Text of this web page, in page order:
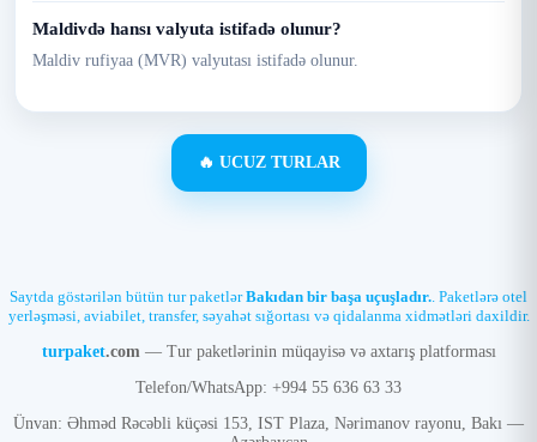
Maldivdə hansı valyuta istifadə olunur?
Maldiv rufiyaa (MVR) valyutası istifadə olunur.
🔥 UCUZ TURLAR
Saytda göstərilən bütün tur paketlərBakıdan bir başa uçuşladır.. Paketlərə otel
yerləşməsi, aviabilet, transfer, səyahət sığortası və qidalanma xidmətləri daxildir.
turpaket.com— Tur paketlərinin müqayisə və axtarış platforması
Telefon/WhatsApp: +994 55 636 63 33
Ünvan: Əhməd Rəcəbli küçəsi 153, IST Plaza, Nərimanov rayonu, Bakı —